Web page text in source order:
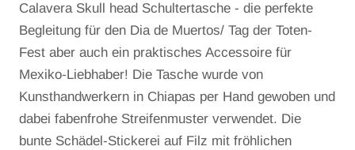
Calavera Skull head Schultertasche - die perfekte
Begleitung für den Dia de Muertos/ Tag der Toten-
Fest aber auch ein praktisches Accessoire für
Mexiko-Liebhaber! Die Tasche wurde von
Kunsthandwerkern in Chiapas per Hand gewoben und
dabei fabenfrohe Streifenmuster verwendet. Die
bunte Schädel-Stickerei auf Filz mit fröhlichen